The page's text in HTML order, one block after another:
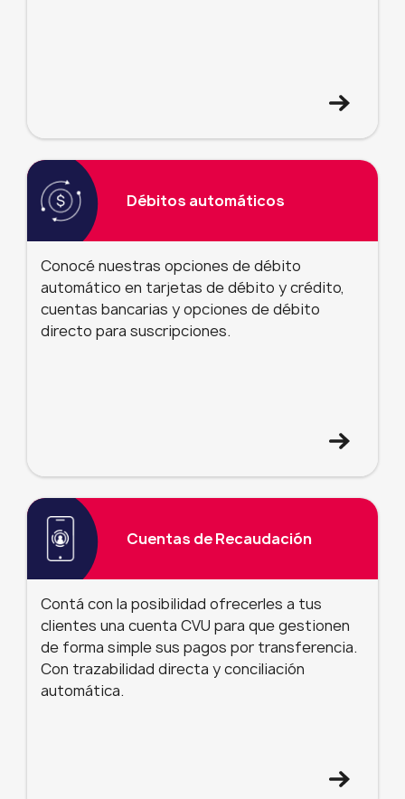
Débitos automáticos
Conocé nuestras opciones de débito
automático en tarjetas de débito y crédito,
cuentas bancarias y opciones de débito
directo para suscripciones.
Cuentas de Recaudación
Contá con la posibilidad ofrecerles a tus
clientes una cuenta CVU para que gestionen
de forma simple sus pagos por transferencia.
Con trazabilidad directa y conciliación
automática.